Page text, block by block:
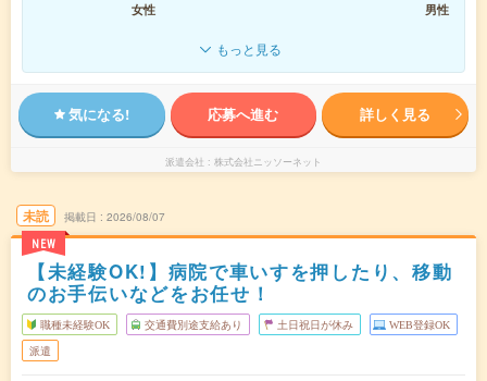
女性
男性
もっと見る
気になる! 応募へ進む 詳しく見る
派遣会社 株式会社ニッソーネット
未読
NEW
掲載日 2026/08/07
【未経験OK!】病院で車いすを押したり、移動
のお手伝いなどをお任せ！
職種未経験OK 交通費別途支給あり 土日祝日が休み WEB登録OK
派遣